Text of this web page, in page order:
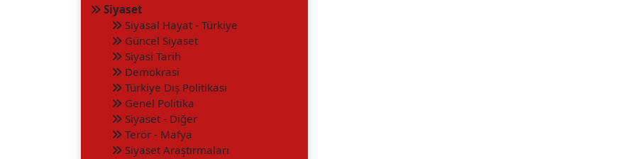
Siyaset
Siyasal Hayat - Türkiye
Güncel Siyaset
Siyasi Tarih
Demokrasi
Türkiye Dış Politikası
Genel Politika
Siyaset - Diğer
Terör - Mafya
Siyaset Araştırmaları